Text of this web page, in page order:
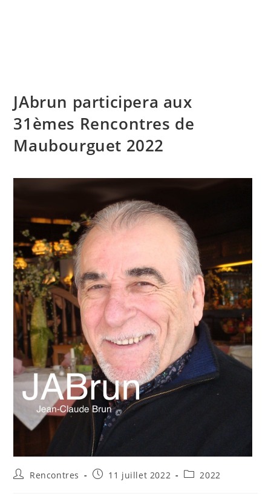
JAbrun participera aux
31èmes Rencontres de
Maubourguet 2022
Auteur/autrice
Rencontres
Publication
11 juillet 2022
Post2022